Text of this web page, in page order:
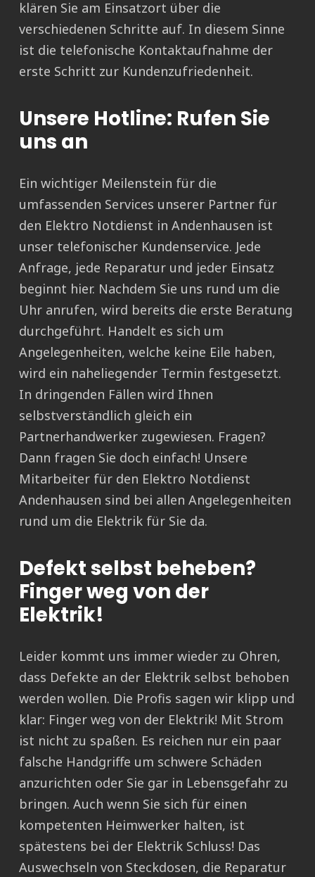
klären Sie am Einsatzort über die
verschiedenen Schritte auf. In diesem Sinne
ist die telefonische Kontaktaufnahme der
erste Schritt zur Kundenzufriedenheit.
Unsere Hotline: Rufen Sie
uns an
Ein wichtiger Meilenstein für die
umfassenden Services unserer Partner für
den Elektro Notdienst in Andenhausen ist
unser telefonischer Kundenservice. Jede
Anfrage, jede Reparatur und jeder Einsatz
beginnt hier. Nachdem Sie uns rund um die
Uhr anrufen, wird bereits die erste Beratung
durchgeführt. Handelt es sich um
Angelegenheiten, welche keine Eile haben,
wird ein naheliegender Termin festgesetzt.
In dringenden Fällen wird Ihnen
selbstverständlich gleich ein
Partnerhandwerker zugewiesen. Fragen?
Dann fragen Sie doch einfach! Unsere
Mitarbeiter für den Elektro Notdienst
Andenhausen sind bei allen Angelegenheiten
rund um die Elektrik für Sie da.
Defekt selbst beheben?
Finger weg von der
Elektrik!
Leider kommt uns immer wieder zu Ohren,
dass Defekte an der Elektrik selbst behoben
werden wollen. Die Profis sagen wir klipp und
klar: Finger weg von der Elektrik! Mit Strom
ist nicht zu spaßen. Es reichen nur ein paar
falsche Handgriffe um schwere Schäden
anzurichten oder Sie gar in Lebensgefahr zu
bringen. Auch wenn Sie sich für einen
kompetenten Heimwerker halten, ist
spätestens bei der Elektrik Schluss! Das
Auswechseln von Steckdosen, die Reparatur